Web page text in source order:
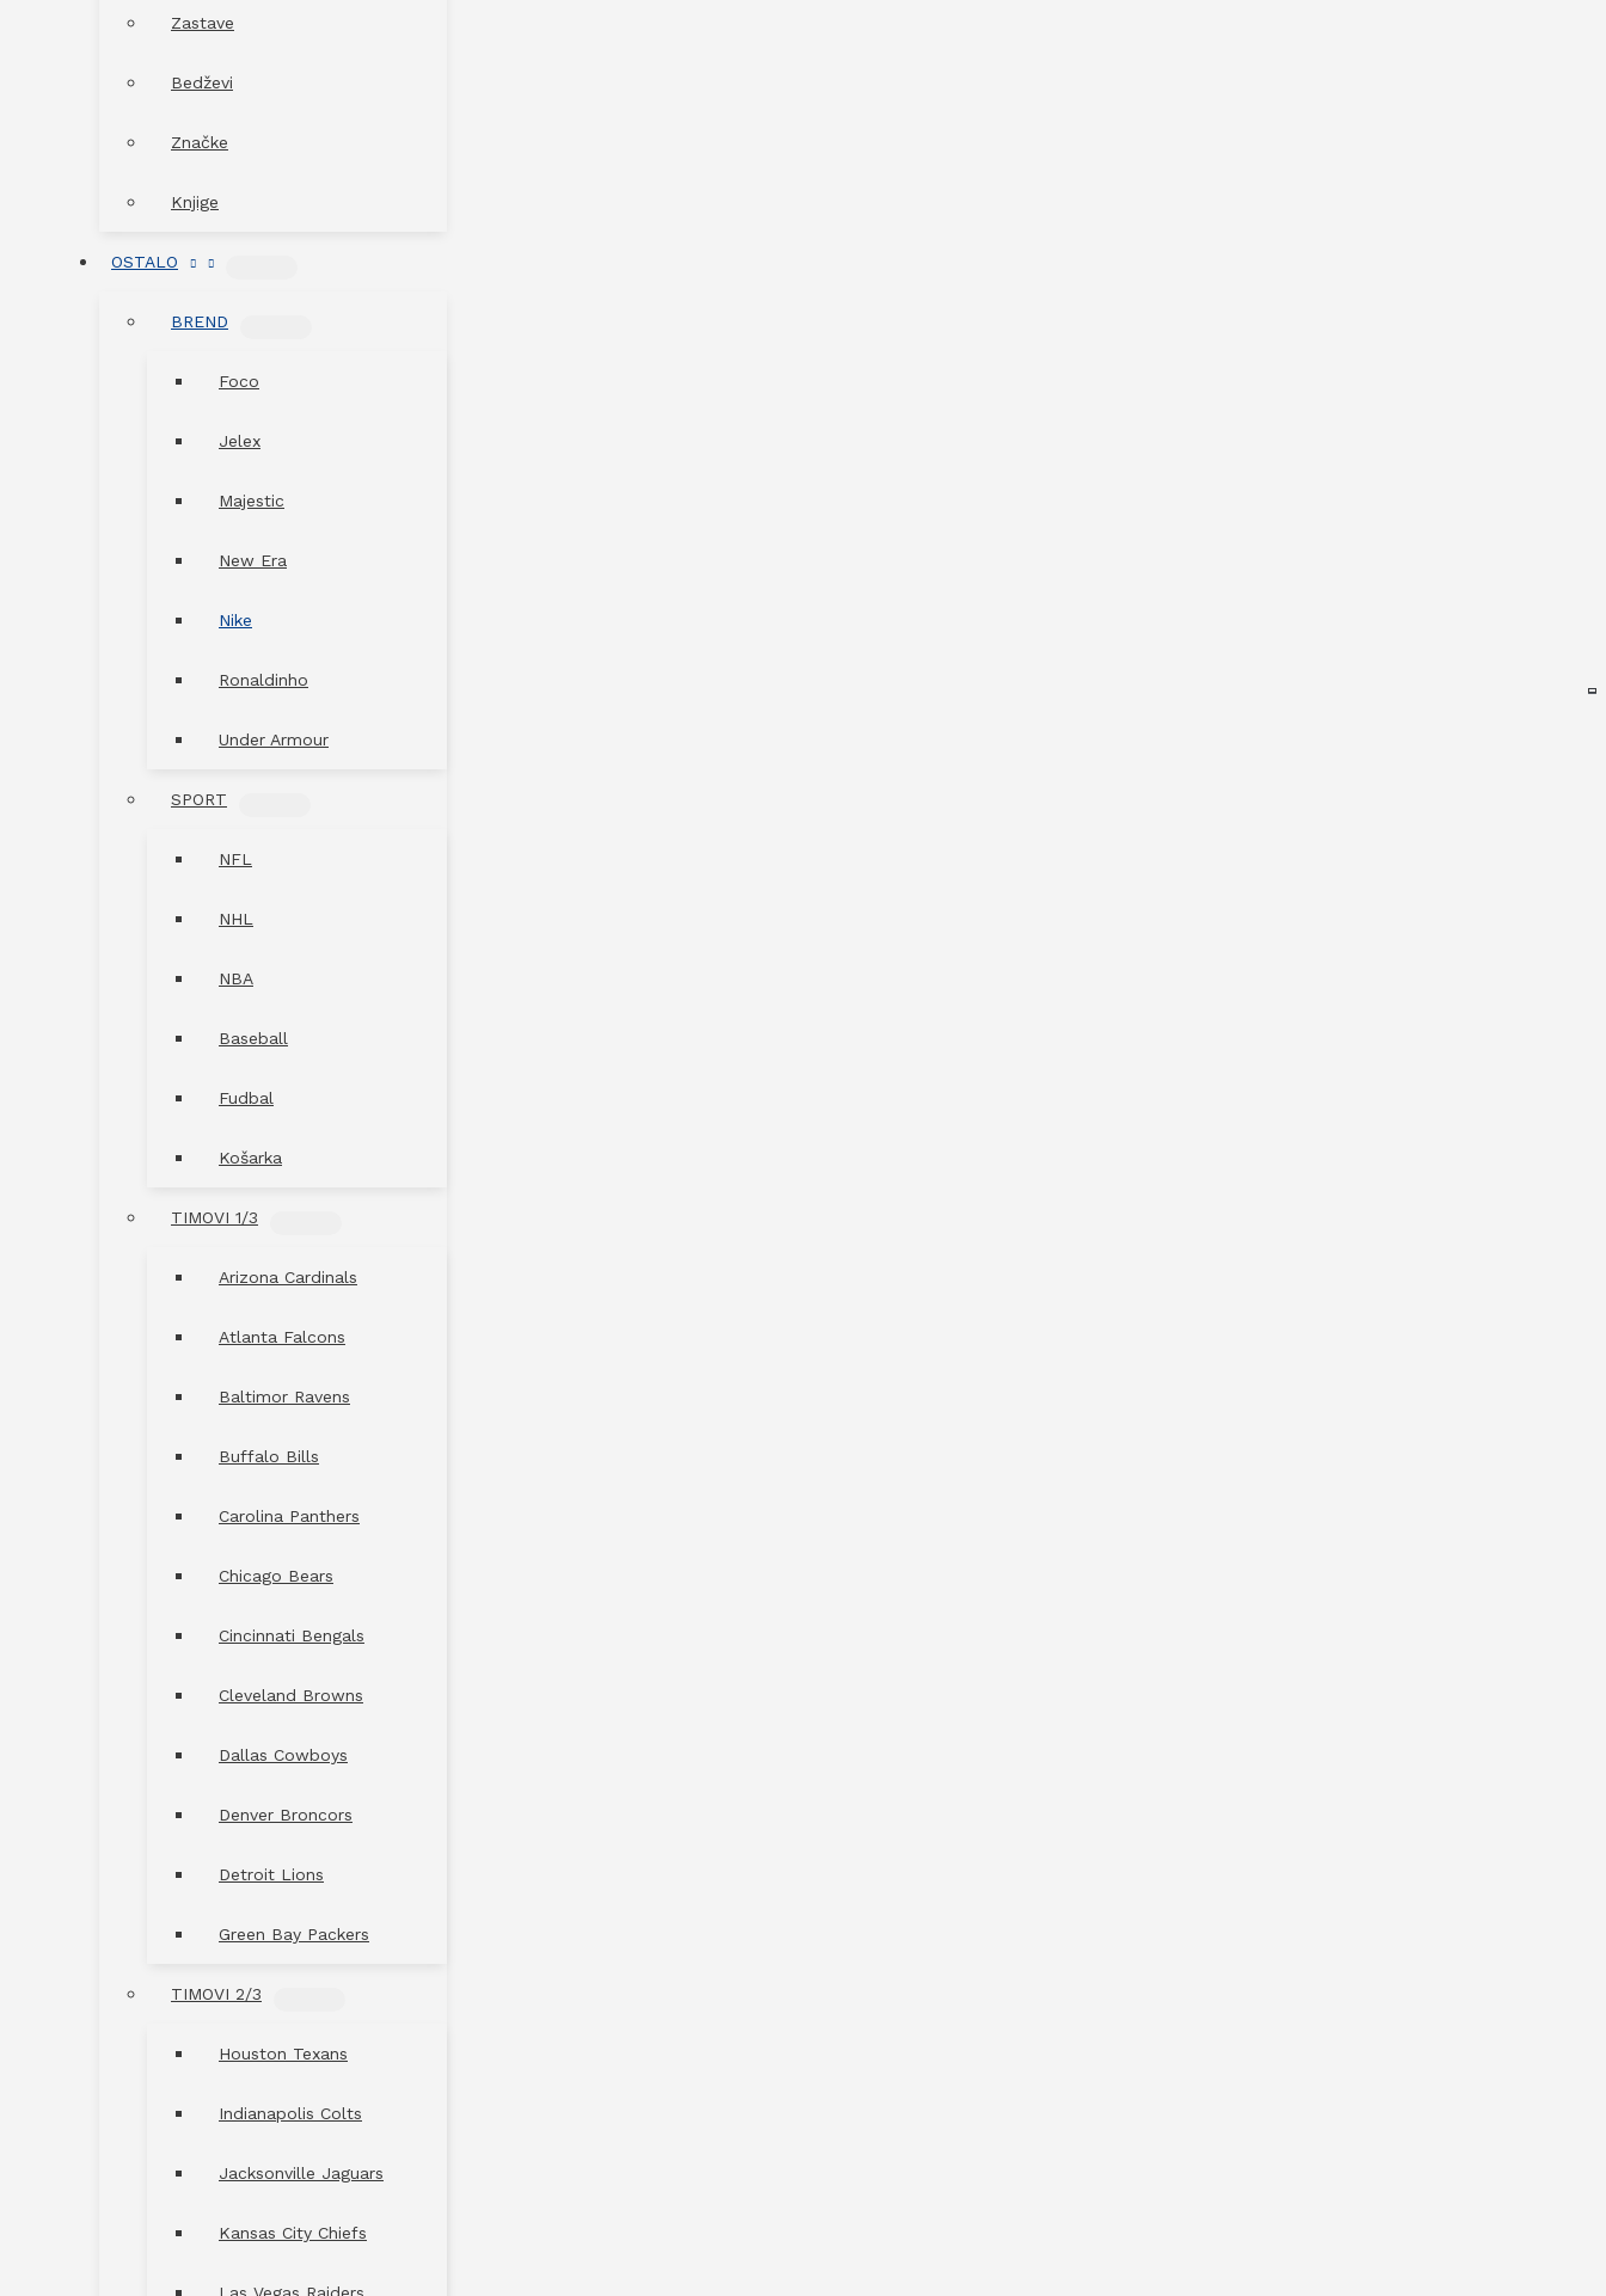
Zastave
Bedževi
Značke
Knjige
OSTALO
BREND
Foco
Jelex
Majestic
New Era
Nike
Ronaldinho
Under Armour
SPORT
NFL
NHL
NBA
Baseball
Fudbal
Košarka
TIMOVI 1/3
Arizona Cardinals
Atlanta Falcons
Baltimor Ravens
Buffalo Bills
Carolina Panthers
Chicago Bears
Cincinnati Bengals
Cleveland Browns
Dallas Cowboys
Denver Broncors
Detroit Lions
Green Bay Packers
TIMOVI 2/3
Houston Texans
Indianapolis Colts
Jacksonville Jaguars
Kansas City Chiefs